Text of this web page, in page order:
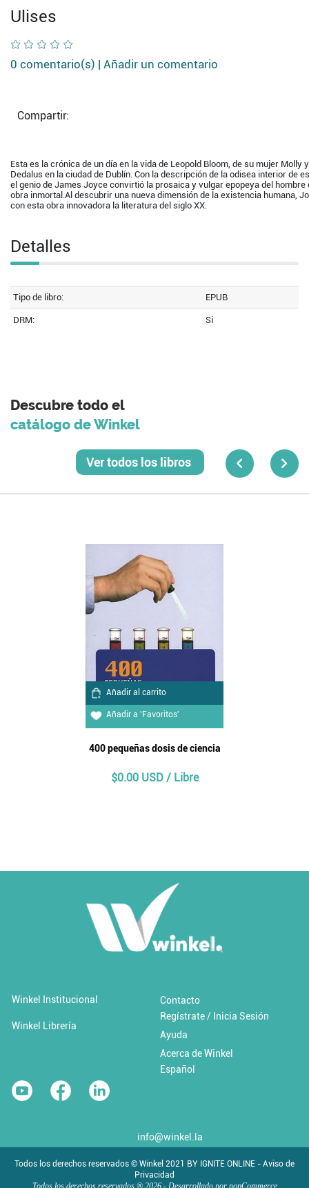
Ulises
0 comentario(s) | Añadir un comentario
Compartir:
Esta es la crónica de un día en la vida de Leopold Bloom, de su mujer Molly
Dedalus en la ciudad de Dublín. Con la descripción de la odisea interior de
el genio de James Joyce convirtió la prosaica y vulgar epopeya del hombre
obra inmortal.Al descubrir una nueva dimensión de la existencia humana,
con esta obra innovadora la literatura del siglo XX.
Detalles
Tipo de libro: EPUB
DRM: Si
Descubre todo el
catálogo de Winkel
Ver todos los libros
Añadir al carrito
Añadir a 'Favoritos'
400 pequeñas dosis de ciencia
$0.00 USD / Libre
Cambio climático y desastres
$0.00 USD / Libre
info@winkel.la
Winkel Institucional
Winkel Librería
Contacto
Regístrate / Inicia Sesión
Ayuda
Acerca de Winkel
Español
Todos los derechos reservados © Winkel 2021 BY IGNITE ONLINE - Aviso de
Privacidad